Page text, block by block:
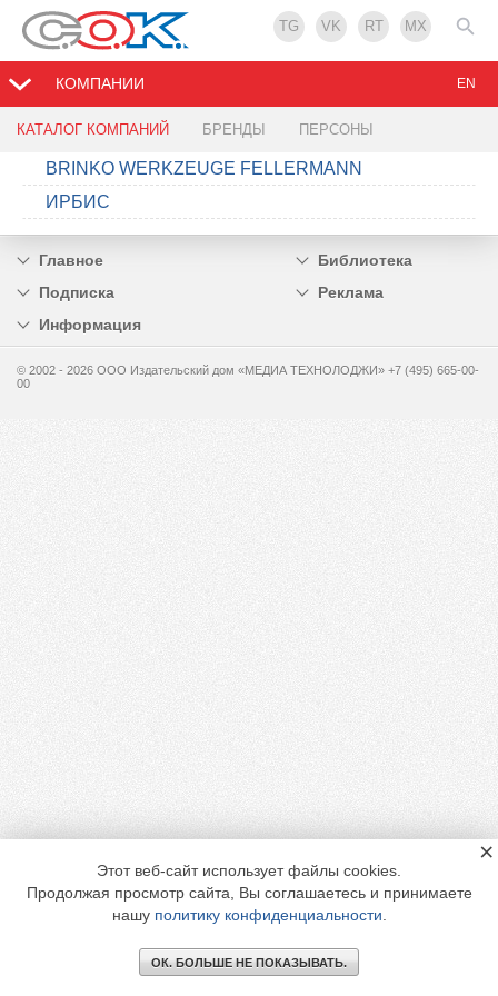
TG VK RT MX
КОМПАНИИ
КАТАЛОГ КОМПАНИЙ БРЕНДЫ ПЕРСОНЫ
EN
BRINKO WERKZEUGE FELLERMANN
ИРБИС
Главное
Библиотека
Подписка
Реклама
Информация
© 2002 - 2026 OOO Издательский дом «МЕДИА ТЕХНОЛОДЖИ» +7 (495) 665-00-
00
Этот веб-сайт использует файлы cookies.
Продолжая просмотр сайта, Вы соглашаетесь и принимаете
нашу политику конфиденциальности
ОК. БОЛЬШЕ НЕ ПОКАЗЫВАТЬ.
×